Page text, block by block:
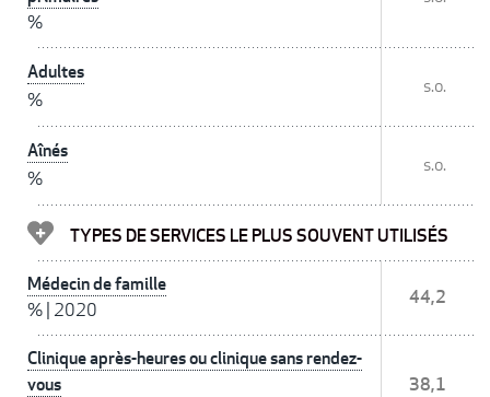
%
Adultes
%
s.o.
Aînés
%
s.o.
TYPES DE SERVICES LE PLUS SOUVENT UTILISÉS
Médecin de famille
% 2020
44,2
Clinique après-heures ou clinique sans rendez-
vous
38,1